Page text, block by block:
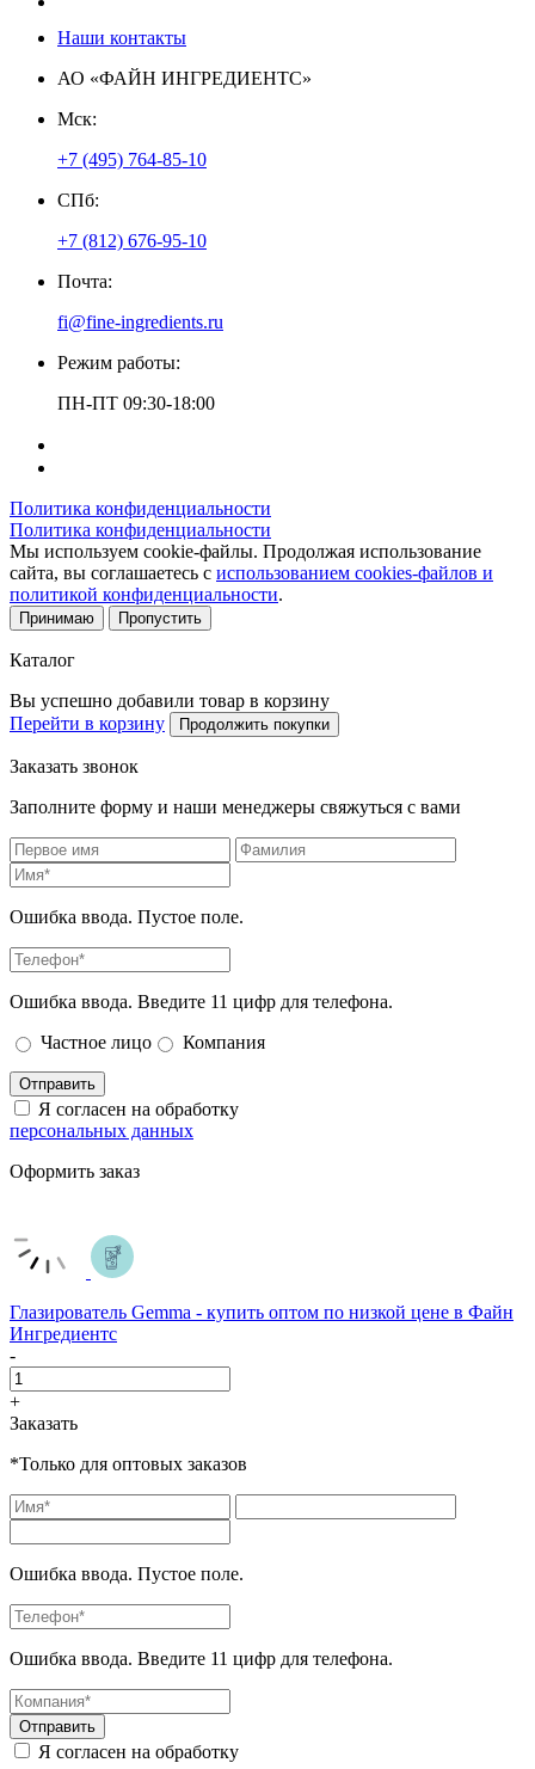
Наши контакты
АО «ФАЙН ИНГРЕДИЕНТС»
Мск:
+7 (495) 764-85-10
СПб:
+7 (812) 676-95-10
Почта:
fi@fine-ingredients.ru
Режим работы:
ПН-ПТ 09:30-18:00
Политика конфиденциальности
Политика конфиденциальности
Мы используем cookie-файлы. Продолжая использование
сайта, вы соглашаетесь с использованием cookies-файлов и
политикой конфиденциальности.
Принимаю Пропустить
Каталог
Вы успешно добавили товар в корзину
Перейти в корзину
Продолжить покупки
Заказать звонок
Заполните форму и наши менеджеры свяжуться с вами
Ошибка ввода. Пустое поле.
Ошибка ввода. Введите 11 цифр для телефона.
Частное лицо
Компания
Отправить
Я согласен на обработку
персональных данных
Оформить заказ
Глазирователь Gemma - купить оптом по низкой цене в Файн
Ингредиентс
-
+
Заказать
*Только для оптовых заказов
Ошибка ввода. Пустое поле.
Ошибка ввода. Введите 11 цифр для телефона.
Отправить
Я согласен на обработку